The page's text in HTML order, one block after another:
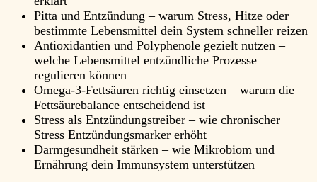
Pitta und Entzündung – warum Stress, Hitze oder
bestimmte Lebensmittel dein System schneller reizen
Antioxidantien und Polyphenole gezielt nutzen –
welche Lebensmittel entzündliche Prozesse
regulieren können
Omega-3-Fettsäuren richtig einsetzen – warum die
Fettsäurebalance entscheidend ist
Stress als Entzündungstreiber – wie chronischer
Stress Entzündungsmarker erhöht
Darmgesundheit stärken – wie Mikrobiom und
Ernährung dein Immunsystem unterstützen